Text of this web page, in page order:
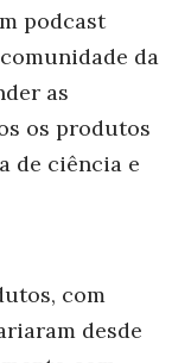
podcast
da
as
os produtos
de ciência e
com
desde